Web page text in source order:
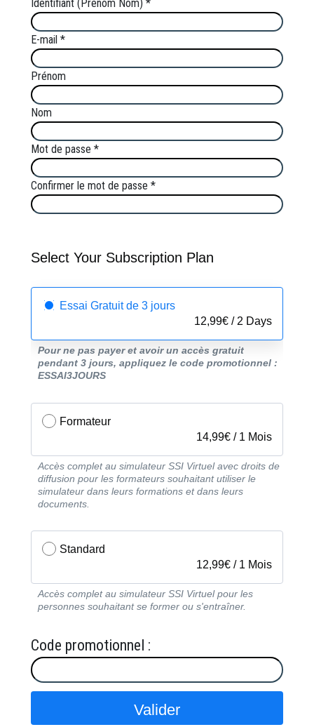
Identifiant (Prénom Nom) *
E-mail *
Prénom
Nom
Mot de passe *
Confirmer le mot de passe *
Select Your Subscription Plan
Essai Gratuit de 3 jours
12,99€ / 2 Days
Pour ne pas payer et avoir un accès gratuit
pendant 3 jours, appliquez le code promotionnel :
ESSAI3JOURS
Formateur
14,99€ / 1 Mois
Accès complet au simulateur SSI Virtuel avec droits de
diffusion pour les formateurs souhaitant utiliser le
simulateur dans leurs formations et dans leurs
documents.
Standard
12,99€ / 1 Mois
Accès complet au simulateur SSI Virtuel pour les
personnes souhaitant se former ou s'entraîner.
Code promotionnel :